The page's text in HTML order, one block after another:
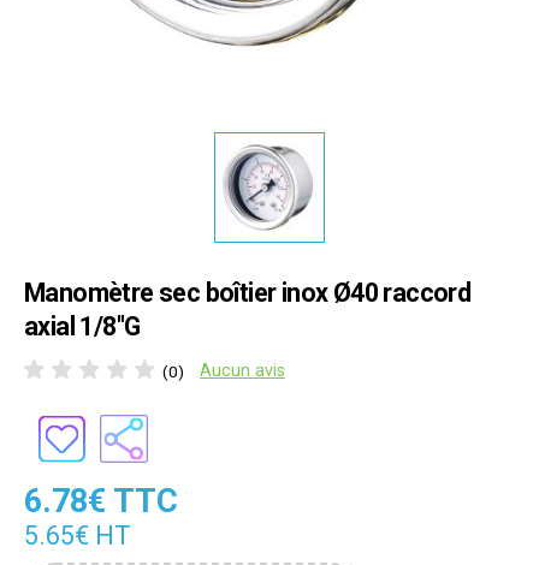
Manomètre sec boîtier inox Ø40 raccord
axial 1/8"G
(0) Aucun avis
6.78€ TTC
5.65€ HT